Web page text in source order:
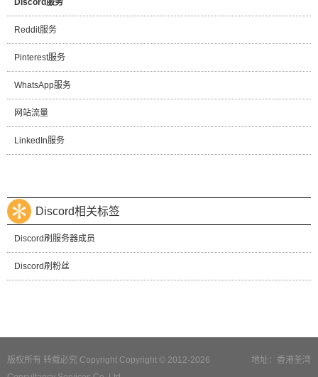
Reddit服务
Pinterest服务
WhatsApp服务
网站流量
LinkedIn服务
Discord相关标签
Discord刷服务器成员
Discord刷粉丝
地址：香港荃湾
版权所有 转载必究 Copyright Copyright © 2012-2026